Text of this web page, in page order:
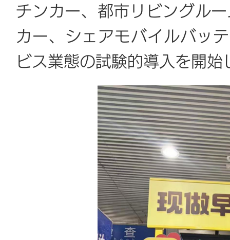
チンカー、都市リビングル
カー、シェアモバイルバッ
ビス業態の試験的導入を開始